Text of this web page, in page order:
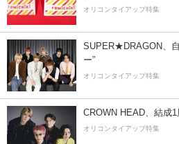
オリコンタイアップ特集
SUPER★DRAGON、
ー”
オリコンタイアップ特集
CROWN HEAD、結成
オリコンタイアップ特集